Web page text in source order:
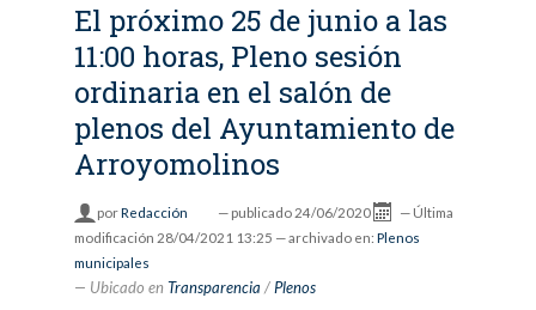
El próximo 25 de junio a las
11:00 horas, Pleno sesión
ordinaria en el salón de
plenos del Ayuntamiento de
Arroyomolinos
porRedacción — publicado 24/06/2020 — Última
modificación 28/04/2021 13:25 — archivado en: Plenos
municipales
Ubicado en Transparencia /Plenos